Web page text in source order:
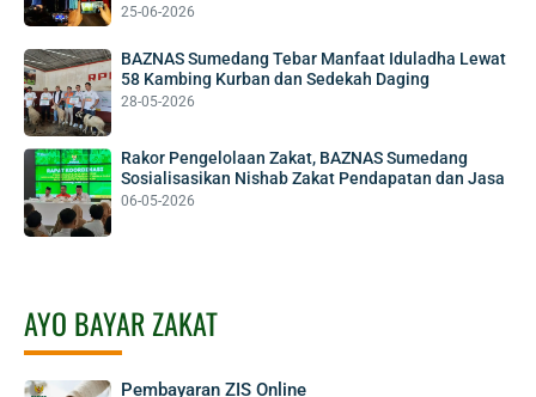
25-06-2026
BAZNAS Sumedang Tebar Manfaat Iduladha Lewat
58 Kambing Kurban dan Sedekah Daging
28-05-2026
Rakor Pengelolaan Zakat, BAZNAS Sumedang
Sosialisasikan Nishab Zakat Pendapatan dan Jasa
06-05-2026
AYO BAYAR ZAKAT
Pembayaran ZIS Online